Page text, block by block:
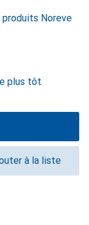
produits Noreve
plus tôt
à la liste